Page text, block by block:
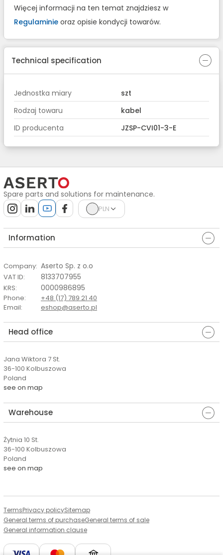
Więcej informacji na ten temat znajdziesz w
Regulaminie oraz opisie kondycji towarów.
Technical specification
Jednostka miary
szt
Rodzaj towaru
kabel
ID producenta
JZSP-CVI01-3-E
Spare parts and solutions for maintenance.
PLN
Information
Company: Aserto Sp. z o.o
VAT ID: 8133707955
KRS: 0000986895
Phone:
+48 (17) 789 21 40
Email: eshop@aserto.pl
Head office
Jana Wiktora 7 St.
36-100 Kolbuszowa
Poland
see on map
Warehouse
Żytnia 10 St.
36-100 Kolbuszowa
Poland
see on map
TermsPrivacy policySitemap
General terms of purchaseGeneral terms of sale
General information clause